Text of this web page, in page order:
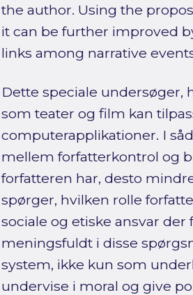
the author. Using the
it can be further improved
links among narrative
Dette speciale
som teater og film kan
computerapplikationer. I
mellem forfatterkontrol og
forfatteren har, desto
spørger, hvilken rolle
sociale og etiske ansvar
meningsfuldt i disse
system, ikke kun som
undervise i moral og give